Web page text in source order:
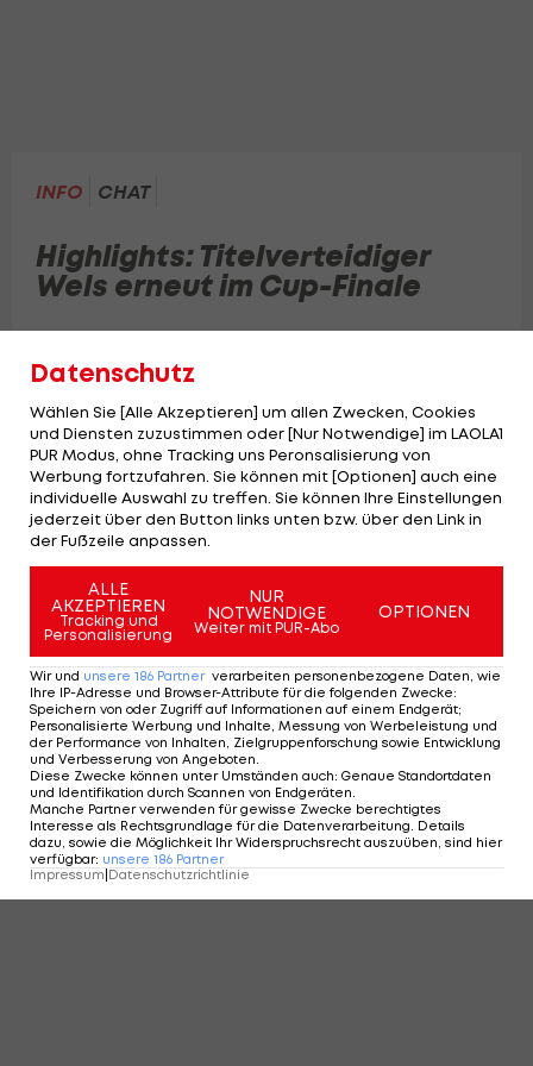
INFO CHAT
Highlights: Titelverteidiger
Wels erneut im Cup-Finale
es dem Titelverteidiger aber alles andere als
leicht.
Datenschutz
Wählen Sie [Alle Akzeptieren] um allen Zwecken, Cookies
und Diensten zuzustimmen oder [Nur Notwendige] im LAOLA1
PUR Modus, ohne Tracking uns Peronsalisierung von
Werbung fortzufahren. Sie können mit [Optionen] auch eine
individuelle Auswahl zu treffen. Sie können Ihre Einstellungen
jederzeit über den Button links unten bzw. über den Link in
der Fußzeile anpassen.
ALLE
AKZEPTIEREN
Tracking und
Personalisierung
NUR
NOTWENDIGE
Weiter mit PUR-Abo
OPTIONEN
Wir und unsere 186 Partner verarbeiten personenbezogene Daten, wie
Ihre IP-Adresse und Browser-Attribute für die folgenden Zwecke:
Speichern von oder Zugriff auf Informationen auf einem Endgerät;
Personalisierte Werbung und Inhalte, Messung von Werbeleistung und
der Performance von Inhalten, Zielgruppenforschung sowie Entwicklung
und Verbesserung von Angeboten.
Diese Zwecke können unter Umständen auch: Genaue Standortdaten
und Identifikation durch Scannen von Endgeräten.
Manche Partner verwenden für gewisse Zwecke berechtigtes
Interesse als Rechtsgrundlage für die Datenverarbeitung. Details
dazu, sowie die Möglichkeit Ihr Widerspruchsrecht auszuüben, sind hier
verfügbar: unsere 186 Partner
Impressum Datenschutzrichtlinie